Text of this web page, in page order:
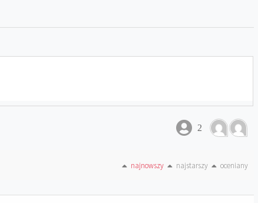
2
najnowszy najstarszy oceniany